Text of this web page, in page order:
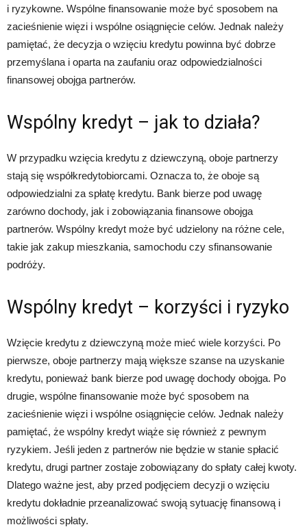
i ryzykowne. Wspólne finansowanie może być sposobem na
zacieśnienie więzi i wspólne osiągnięcie celów. Jednak należy
pamiętać, że decyzja o wzięciu kredytu powinna być dobrze
przemyślana i oparta na zaufaniu oraz odpowiedzialności
finansowej obojga partnerów.
Wspólny kredyt – jak to działa?
W przypadku wzięcia kredytu z dziewczyną, oboje partnerzy
stają się współkredytobiorcami. Oznacza to, że oboje są
odpowiedzialni za spłatę kredytu. Bank bierze pod uwagę
zarówno dochody, jak i zobowiązania finansowe obojga
partnerów. Wspólny kredyt może być udzielony na różne cele,
takie jak zakup mieszkania, samochodu czy sfinansowanie
podróży.
Wspólny kredyt – korzyści i ryzyko
Wzięcie kredytu z dziewczyną może mieć wiele korzyści. Po
pierwsze, oboje partnerzy mają większe szanse na uzyskanie
kredytu, ponieważ bank bierze pod uwagę dochody obojga. Po
drugie, wspólne finansowanie może być sposobem na
zacieśnienie więzi i wspólne osiągnięcie celów. Jednak należy
pamiętać, że wspólny kredyt wiąże się również z pewnym
ryzykiem. Jeśli jeden z partnerów nie będzie w stanie spłacić
kredytu, drugi partner zostaje zobowiązany do spłaty całej kwoty.
Dlatego ważne jest, aby przed podjęciem decyzji o wzięciu
kredytu dokładnie przeanalizować swoją sytuację finansową i
możliwości spłaty.